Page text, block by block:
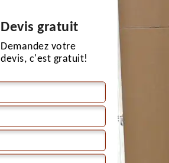
Devis gratuit
Demandez votre
devis, c'est gratuit!